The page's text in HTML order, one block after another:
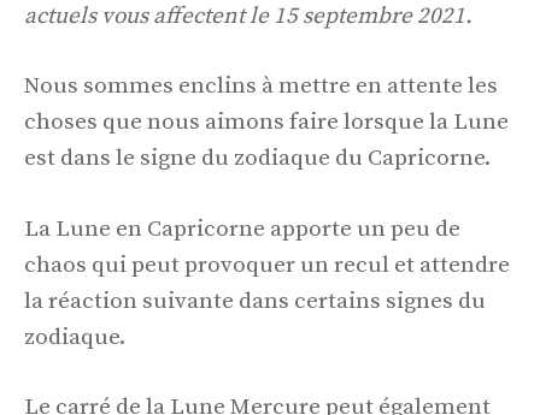
actuels vous affectent le 15 septembre 2021.
Nous sommes enclins à mettre en attente les
choses que nous aimons faire lorsque la Lune
est dans le signe du zodiaque du Capricorne.
La Lune en Capricorne apporte un peu de
chaos qui peut provoquer un recul et attendre
la réaction suivante dans certains signes du
zodiaque.
Le carré de la Lune Mercure peut également